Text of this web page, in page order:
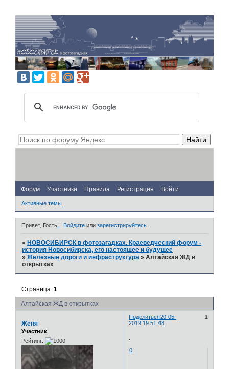
Форум Участники Правила Регистрация Войти
Активные темы
Привет, Гость! Войдитеили зарегистрируйтесь.
» НОВОСИБИРСК в фотозагадках. Краеведческий форум -
история Новосибирска, его настоящее и будущее
»Железные дороги и инфраструктура »Алтайская ЖД в
открытках
Алтайская ЖД в открытках
Страница:1
Поделиться 1
20-05-
2019 19:51:48
Женя
Участник
Рейтинг:
0